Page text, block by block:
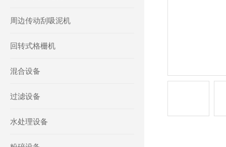
周边传动刮吸泥机
回转式格栅机
混合设备
过滤设备
水处理设备